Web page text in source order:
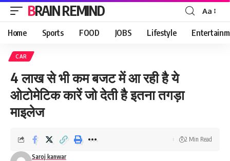
BRAIN REMIND
Font
Resizer
Aa
Home Sports FOOD JOBS Lifestyle
CAR
4 लाख से भी कम बजट में आ रही है ये
ओटोमेटिक कारें जो देती है इतना तगड़ा
माइलेज
Saroj kanwar
2 Min Read